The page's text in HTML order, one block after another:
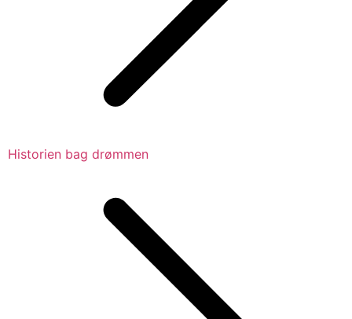
Historien bag drømmen